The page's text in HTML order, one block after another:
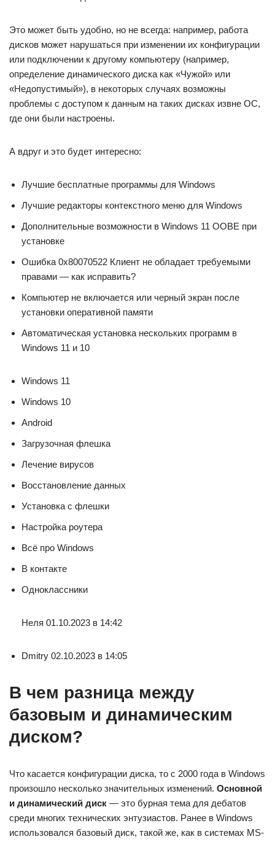
Это может быть удобно, но не всегда: например, работа
дисков может нарушаться при изменении их конфигурации
или подключении к другому компьютеру (например,
определение динамического диска как «Чужой» или
«Недопустимый»), в некоторых случаях возможны
проблемы с доступом к данным на таких дисках извне ОС,
где они были настроены.
А вдруг и это будет интересно:
Лучшие бесплатные программы для Windows
Лучшие редакторы контекстного меню для Windows
Дополнительные возможности в Windows 11 OOBE при
установке
Ошибка 0x80070522 Клиент не обладает требуемыми
правами — как исправить?
Компьютер не включается или черный экран после
установки оперативной памяти
Автоматическая установка нескольких программ в
Windows 11 и 10
Windows 11
Windows 10
Android
Загрузочная флешка
Лечение вирусов
Восстановление данных
Установка с флешки
Настройка роутера
Всё про Windows
В контакте
Одноклассники
Неля 01.10.2023 в 14:42
Dmitry 02.10.2023 в 14:05
В чем разница между
базовым и динамическим
диском?
Что касается конфигурации диска, то с 2000 года в Windows
произошло несколько значительных изменений. Основной
и динамический диск — это бурная тема для дебатов
среди многих технических энтузиастов. Ранее в Windows
использовался базовый диск, такой же, как в системах MS-